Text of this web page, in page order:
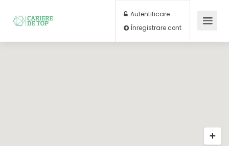
Autentificare
Înregistrare cont